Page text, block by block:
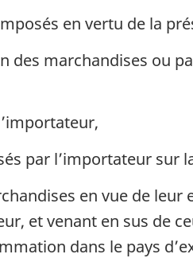
en vertu de la
des marchandises ou
par l’importateur sur
en vue de
et venant en sus de
dans le pays